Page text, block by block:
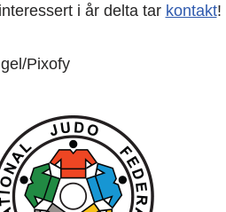
i år delta tar kontakt!
Pixofy